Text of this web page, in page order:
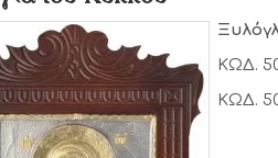
ΚΩΔ.
ΚΩΔ.